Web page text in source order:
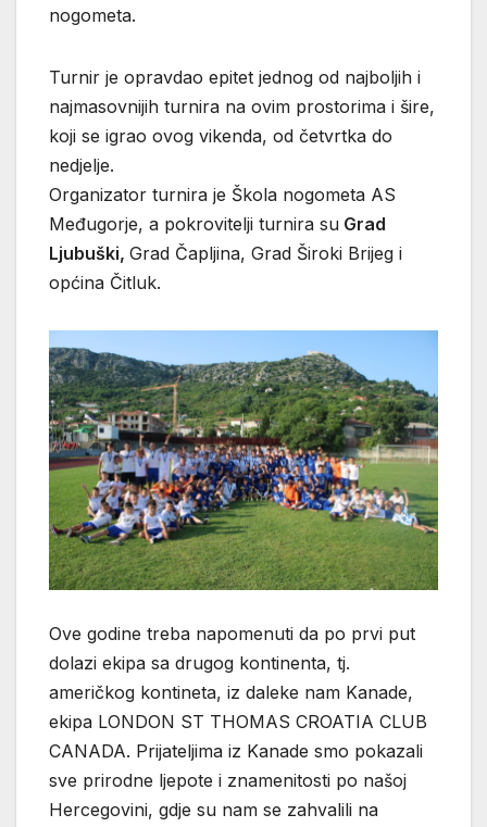
nogometa.
Turnir je opravdao epitet jednog od najboljih i
najmasovnijih turnira na ovim prostorima i šire,
koji se igrao ovog vikenda, od četvrtka do
nedjelje.
Organizator turnira je Škola nogometa AS
Međugorje, a pokrovitelji turnira su Grad
Ljubuški, Grad Čapljina, Grad Široki Brijeg i
općina Čitluk.
Ove godine treba napomenuti da po prvi put
dolazi ekipa sa drugog kontinenta, tj.
američkog kontineta, iz daleke nam Kanade,
ekipa LONDON ST THOMAS CROATIA CLUB
CANADA. Prijateljima iz Kanade smo pokazali
sve prirodne ljepote i znamenitosti po našoj
Hercegovini, gdje su nam se zahvalili na